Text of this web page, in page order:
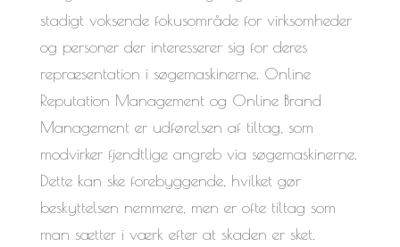
stadigt voksende fokusområde for virksomheder
og personer der interesserer sig for deres
repræsentation i søgemaskinerne. Online
Reputation Management og Online Brand
Management er udførelsen af tiltag, som
modvirker fjendtlige angreb via søgemaskinerne.
Dette kan ske forebyggende, hvilket gør
beskyttelsen nemmere, men er ofte tiltag som
man sætter i værk efter at skaden er sket.